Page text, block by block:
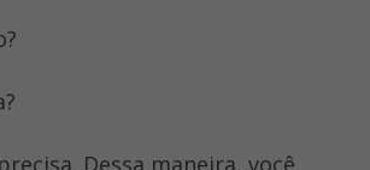
Dessa maneira, você